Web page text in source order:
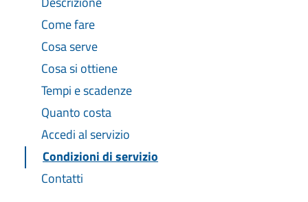
Come fare
Cosa serve
Cosa si ottiene
Tempi e scadenze
Quanto costa
Accedi al servizio
Condizioni di servizio
Contatti